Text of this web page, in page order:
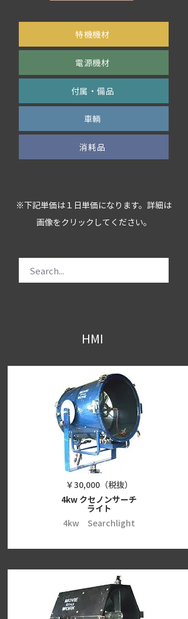
￥30,000（税抜）
4kw クセノンサーチ
ライト
4kw Searchlight
HMI
※下記単価は１日単価になります。詳細は
画像をクリックしてください。
車輌
付属・備品
電源機材
​特機機材
消耗品